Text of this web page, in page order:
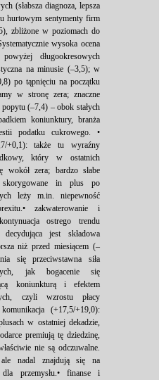
(słabsza diagnoza, lepsza
hurtowym sentymenty firm
zbliżone w poziomach do
wysoka ocena
długookresowych
na minusie (–3,5); w
po tąpnięciu na początku
w stronę zera; znaczne
(–7,4) – obok stałych
koniunktury, branża
podatku cukrowego. •
+0,1): także tu wyraźny
który w ostatnich
wokół zera; bardzo słabe
skorygowane in plus po
leży m.in. niepewność
zakwaterowanie i
ostrego trendu
jest składowa
niż przed miesiącem (–
się przeciwstawna siła
jak bogacenie się
koniunkturą i efektem
czyli wzrostu płacy
(+17,5/+19,0):
w ostatniej dekadzie,
premiują tę dziedzinę,
nie są odczuwalne.
nadal znajdują się na
dla przemysłu.• finanse i